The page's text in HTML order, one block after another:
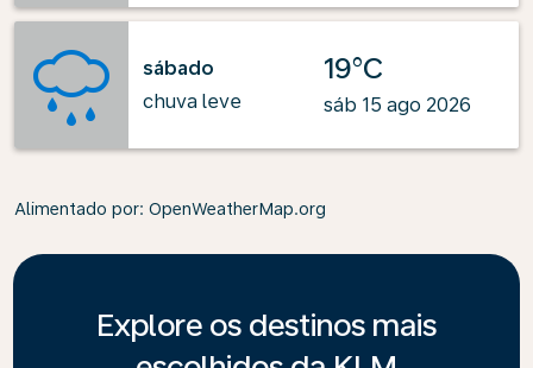
sábado
chuva leve
19°C
sáb 15 ago 2026
Alimentado por: OpenWeatherMap.org
Explore os destinos mais